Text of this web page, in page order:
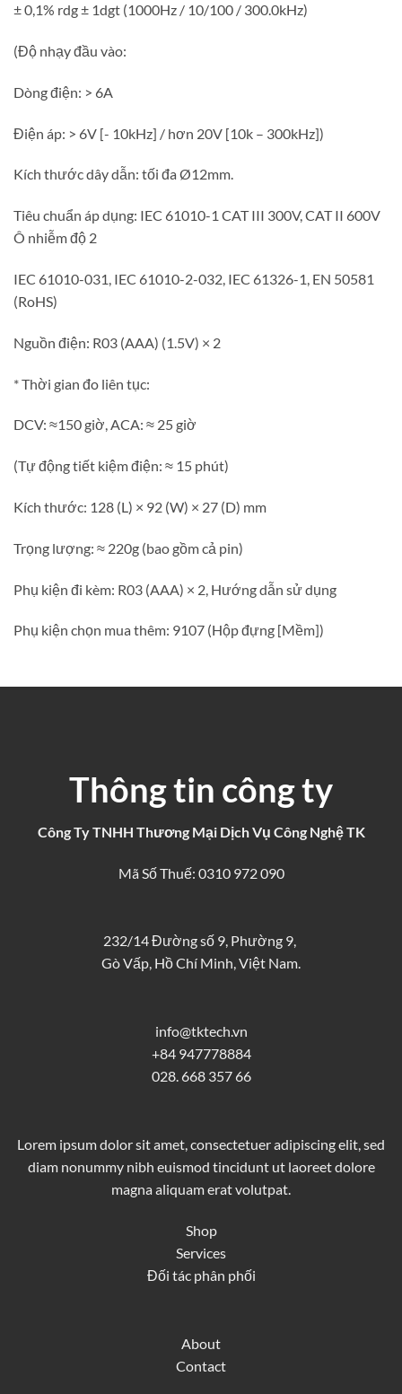
± 0,1% rdg ± 1dgt (1000Hz / 10/100 / 300.0kHz)
(Độ nhạy đầu vào:
Dòng điện: > 6A
Điện áp: > 6V [- 10kHz] / hơn 20V [10k – 300kHz])
Kích thước dây dẫn: tối đa Ø12mm.
Tiêu chuẩn áp dụng: IEC 61010-1 CAT III 300V, CAT II 600V
Ô nhiễm độ 2
IEC 61010-031, IEC 61010-2-032, IEC 61326-1, EN 50581
(RoHS)
Nguồn điện: R03 (AAA) (1.5V) × 2
* Thời gian đo liên tục:
DCV: ≈150 giờ, ACA: ≈ 25 giờ
(Tự động tiết kiệm điện: ≈ 15 phút)
Kích thước: 128 (L) × 92 (W) × 27 (D) mm
Trọng lượng: ≈ 220g (bao gồm cả pin)
Phụ kiện đi kèm: R03 (AAA) × 2, Hướng dẫn sử dụng
Phụ kiện chọn mua thêm: 9107 (Hộp đựng [Mềm])
Thông tin công ty
Công Ty TNHH Thương Mại Dịch Vụ Công Nghệ TK
Mã Số Thuế: 0310 972 090
232/14 Đường số 9, Phường 9,
Gò Vấp, Hồ Chí Minh, Việt Nam.
info@tktech.vn
+84 947778884
028. 668 357 66
Lorem ipsum dolor sit amet, consectetuer adipiscing elit, sed
diam nonummy nibh euismod tincidunt ut laoreet dolore
magna aliquam erat volutpat.
Shop
Services
Đối tác phân phối
About
Contact